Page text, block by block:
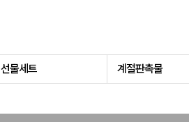
선물세트 계절판촉물